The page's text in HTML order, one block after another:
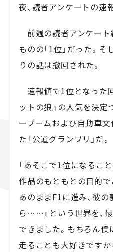
夜、読者アンケートの速
前週の読者アンケート
ものの「1位」だった。
りの話は撤回された。
速報値で1位となった
ットの狼』の人気を決定
ーブームおよび自動車
た「公道グランプリ」だ。
「あそこで1位になるこ
作品のもともとの目的
あのままF1に進み、彼
ら……』という世界を、
できました。もちろん
走ることも大好きです